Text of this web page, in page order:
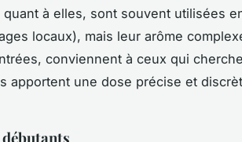
à elles, sont souvent utilisées
locaux), mais leur arôme
conviennent à ceux qui
apportent une dose précise et